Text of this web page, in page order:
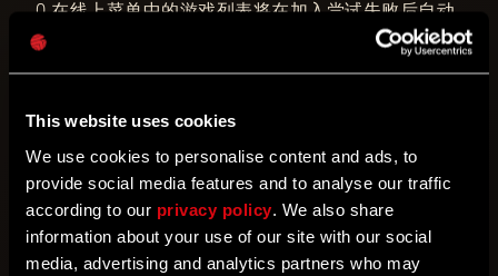
This website uses cookies
We use cookies to personalise content and ads, to
provide social media features and to analyse our traffic
according to our privacy policy . We also share
information about your use of our site with our social
media, advertising and analytics partners who may
○ 在线上菜单中的游戏列表将在加入尝试失败后自动
刷新
○ 修复了军用容器反复开关产生的罕见图像问题
○ 《猩红纽带》——修复了匹配问题，尽管这是一个剧
○ 《猩红纽带》——修复了突袭和屠杀挑战中部分玩家
都能听不到音乐的问题